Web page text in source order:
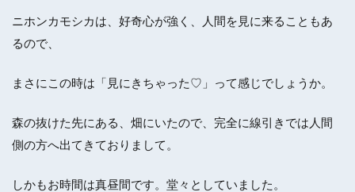
ニホンカモシカは、好奇心が強く、人間を見に来ることもあ
るので、
まさにこの時は「見にきちゃった♡」って感じでしょうか。
森の抜けた先にある、畑にいたので、完全に線引きでは人間
側の方へ出てきておりまして。
しかもお時間は真昼間です。堂々としていました。